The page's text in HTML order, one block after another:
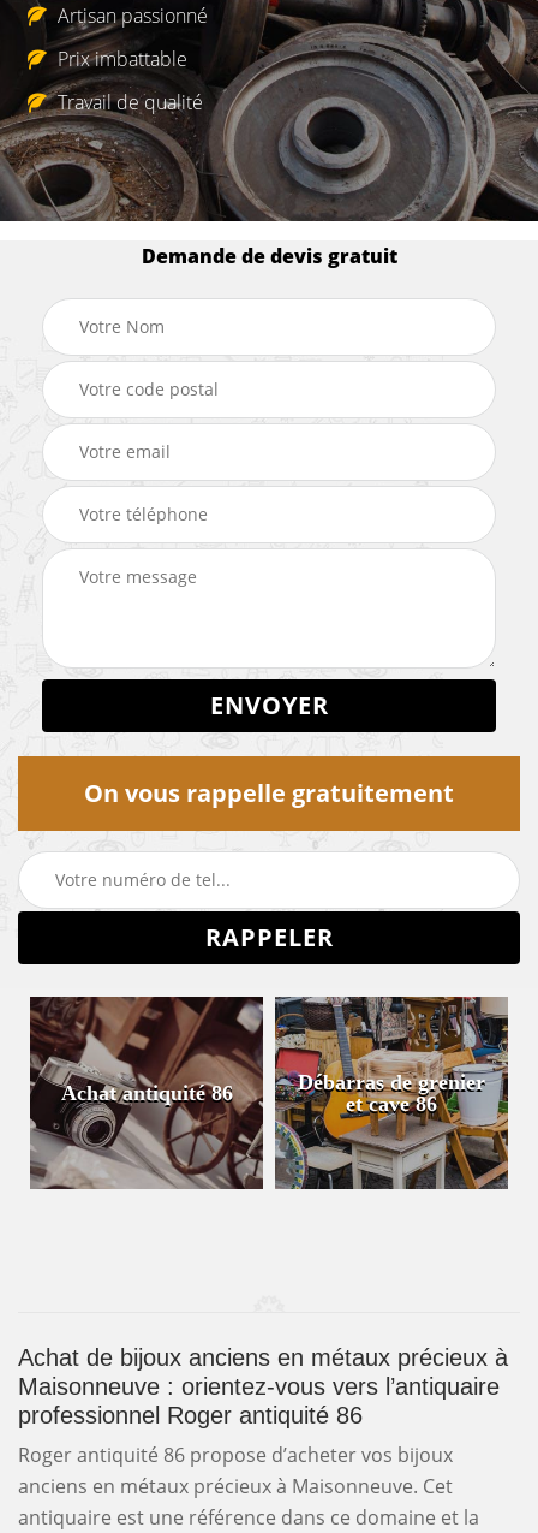
Artisan passionné
Prix imbattable
Travail de qualité
Demande de devis gratuit
On vous rappelle gratuitement
Achat antiquité 86
Débarras de grenier
et cave 86
Achat de bijoux anciens en métaux précieux à
Maisonneuve : orientez-vous vers l’antiquaire
professionnel Roger antiquité 86
Roger antiquité 86 propose d’acheter vos bijoux
anciens en métaux précieux à Maisonneuve. Cet
antiquaire est une référence dans ce domaine et la